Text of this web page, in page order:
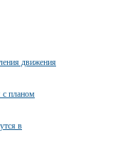
движения
с планом
в